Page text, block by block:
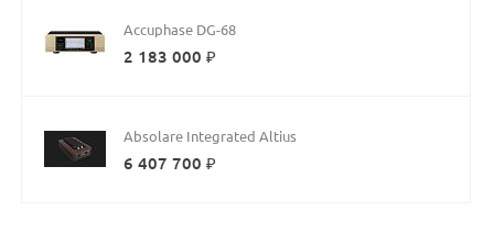
Accuphase DG-68
2 183 000 ₽
Absolare Integrated Altius
6 407 700 ₽